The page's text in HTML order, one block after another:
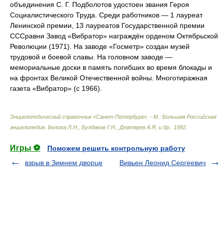
объединения С. Г. Подболотов удостоен звания Героя
Социалистического Труда. Среди работников — 1 лауреат
Ленинской премии, 13 лауреатов Государственной премии
СССравни Завод «Вибратор» награждён орденом Октябрьской
Революции (1971). На заводе «Госметр» создан музей
трудовой и боевой славы. На головном заводе —
мемориальные доски в память погибших во время блокады и
на фронтах Великой Отечественной войны. Многотиражная
газета «Вибратор» (с 1966).
Энциклопедический справочник «Санкт-Петербург». - М.: Большая Российская
энциклопедия Белова Л.Н., Булдаков Г.Н., Дегтярев А.Я. и др. 1992
Игры ⚽
Поможем решить контрольную работу
взрыв в Зимнем дворце
Вивьен Леонид Сергеевич